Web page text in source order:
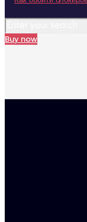
Buy now